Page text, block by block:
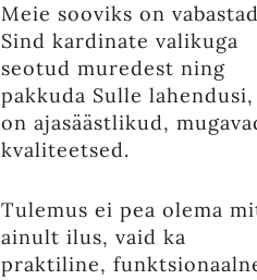
Meie sooviks on
Sind kardinate valikuga
seotud muredest ning
pakkuda Sulle
on ajasäästlikud,
kvaliteetsed.
Tulemus ei pea olema
ainult ilus, vaid ka
praktiline,